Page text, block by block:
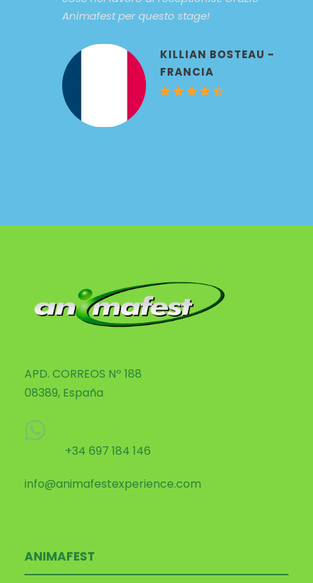
Animafest per questo stage!
KILLIAN BOSTEAU -
FRANCIA
APD. CORREOS Nº 188
08389, España
+34 697 184 146
info@animafestexperience.com
ANIMAFEST